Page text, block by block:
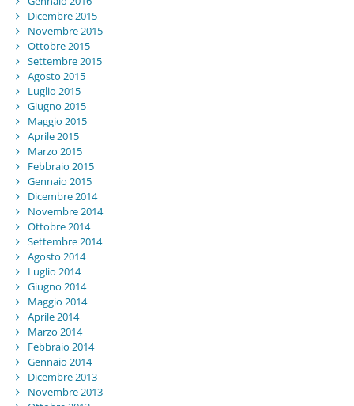
Dicembre 2015
Novembre 2015
Ottobre 2015
Settembre 2015
Agosto 2015
Luglio 2015
Giugno 2015
Maggio 2015
Aprile 2015
Marzo 2015
Febbraio 2015
Gennaio 2015
Dicembre 2014
Novembre 2014
Ottobre 2014
Settembre 2014
Agosto 2014
Luglio 2014
Giugno 2014
Maggio 2014
Aprile 2014
Marzo 2014
Febbraio 2014
Gennaio 2014
Dicembre 2013
Novembre 2013